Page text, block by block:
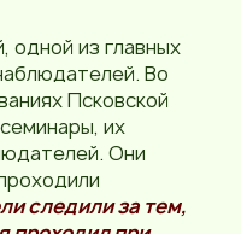
одной из главных
Во
Псковской
их
Они
следили за тем,